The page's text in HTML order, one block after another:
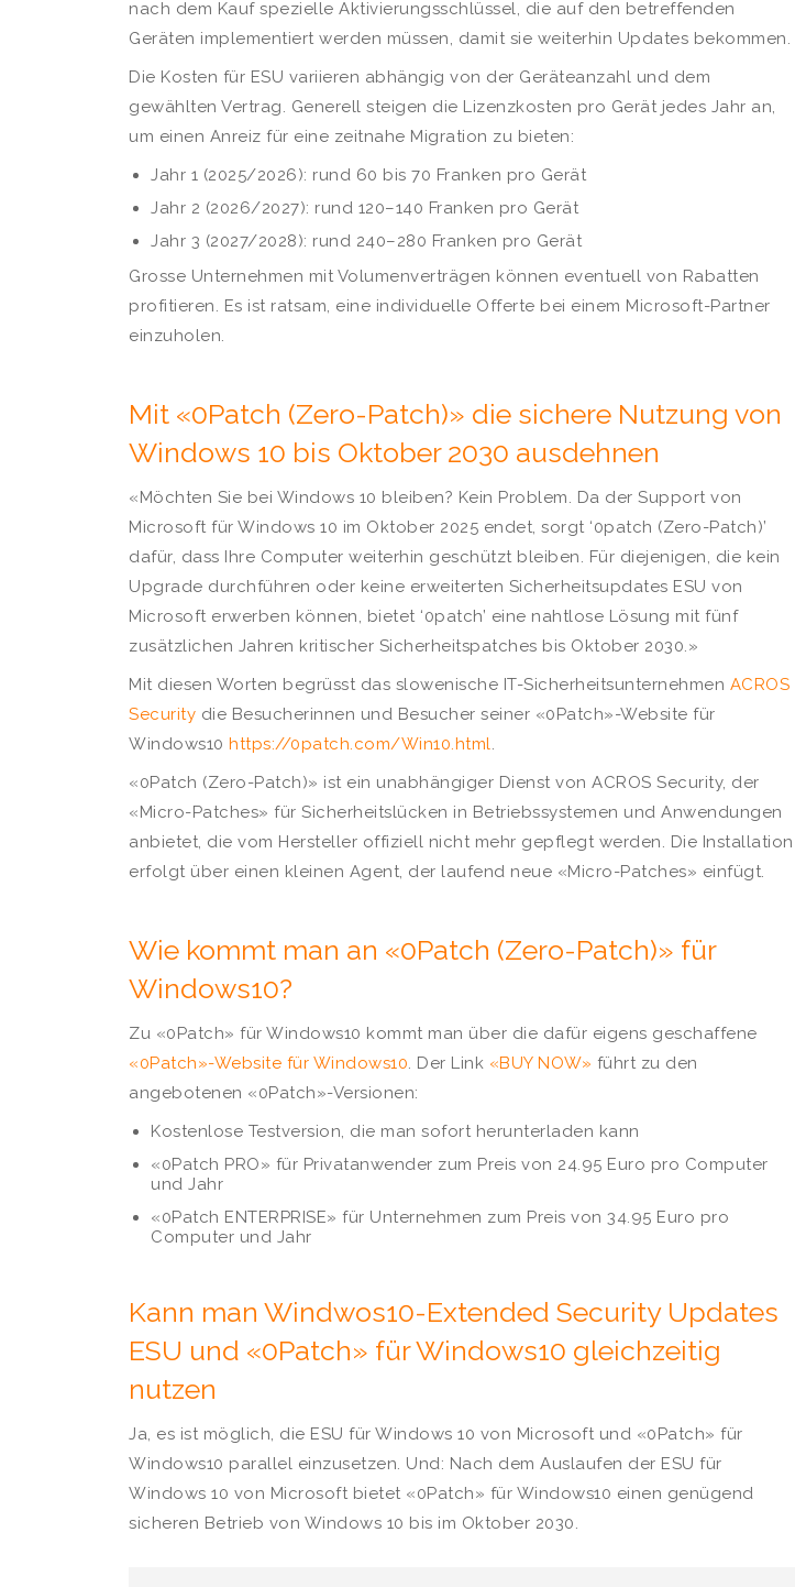
nach dem Kauf spezielle Aktivierungsschlüssel, die auf den betreffenden
Geräten implementiert werden müssen, damit sie weiterhin Updates bekommen.
Die Kosten für ESU variieren abhängig von der Geräteanzahl und dem
gewählten Vertrag. Generell steigen die Lizenzkosten pro Gerät jedes Jahr an,
um einen Anreiz für eine zeitnahe Migration zu bieten:
Jahr 1 (2025/2026): rund 60 bis 70 Franken pro Gerät
Jahr 2 (2026/2027): rund 120–140 Franken pro Gerät
Jahr 3 (2027/2028): rund 240–280 Franken pro Gerät
Grosse Unternehmen mit Volumenverträgen können eventuell von Rabatten
profitieren. Es ist ratsam, eine individuelle Offerte bei einem Microsoft-Partner
einzuholen.
Mit «0Patch (Zero-Patch)» die sichere Nutzung von
Windows 10 bis Oktober 2030 ausdehnen
«Möchten Sie bei Windows 10 bleiben? Kein Problem. Da der Support von
Microsoft für Windows 10 im Oktober 2025 endet, sorgt ‘0patch (Zero-Patch)’
dafür, dass Ihre Computer weiterhin geschützt bleiben. Für diejenigen, die kein
Upgrade durchführen oder keine erweiterten Sicherheitsupdates ESU von
Microsoft erwerben können, bietet ‘0patch’ eine nahtlose Lösung mit fünf
zusätzlichen Jahren kritischer Sicherheitspatches bis Oktober 2030.»
Mit diesen Worten begrüsst das slowenische IT-Sicherheitsunternehmen ACROS
Security die Besucherinnen und Besucher seiner «0Patch»-Website für
Windows10 https://0patch.com/Win10.html.
«0Patch (Zero-Patch)» ist ein unabhängiger Dienst von ACROS Security, der
«Micro-Patches» für Sicherheitslücken in Betriebssystemen und Anwendungen
anbietet, die vom Hersteller offiziell nicht mehr gepflegt werden. Die Installation
erfolgt über einen kleinen Agent, der laufend neue «Micro-Patches» einfügt.
Wie kommt man an «0Patch (Zero-Patch)» für
Windows10?
Zu «0Patch» für Windows10 kommt man über die dafür eigens geschaffene
«0Patch»-Website für Windows10. Der Link «BUY NOW» führt zu den
angebotenen «0Patch»-Versionen:
Kostenlose Testversion, die man sofort herunterladen kann
«0Patch PRO» für Privatanwender zum Preis von 24.95 Euro pro Computer
und Jahr
«0Patch ENTERPRISE» für Unternehmen zum Preis von 34.95 Euro pro
Computer und Jahr
Kann man Windwos10-Extended Security Updates
ESU und «0Patch» für Windows10 gleichzeitig
nutzen
Ja, es ist möglich, die ESU für Windows 10 von Microsoft und «0Patch» für
Windows10 parallel einzusetzen. Und: Nach dem Auslaufen der ESU für
Windows 10 von Microsoft bietet «0Patch» für Windows10 einen genügend
sicheren Betrieb von Windows 10 bis im Oktober 2030.